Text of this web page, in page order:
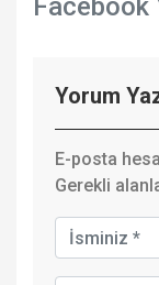
Facebook
Yorum
E-posta
Gerekli